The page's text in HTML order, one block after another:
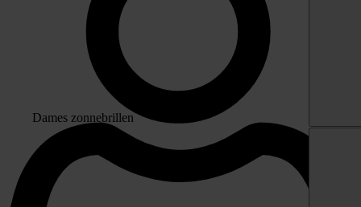
Dames zonnebrillen